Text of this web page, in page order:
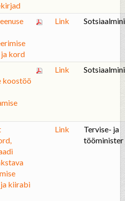
kord
Link
koostöö
Link
kiirabi
Link
Tervise- ja
tööminister